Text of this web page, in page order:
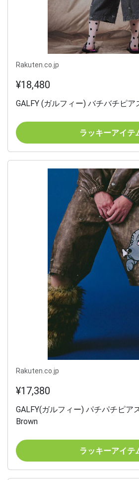
Rakuten.co.jp
¥18,480
GALFY (ガルフィー) バチバチピア
ラッキーアイテ
Rakuten.co.jp
¥17,380
GALFY(ガルフィー) パチパチピア
Brown
ラッキーアイテ